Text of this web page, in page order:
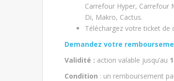
Carrefour Hyper, Carrefour
Di, Makro, Cactus.
Téléchargez votre ticket de
Demandez votre
Validité : action valable jusqu’au
Condition : un remboursement